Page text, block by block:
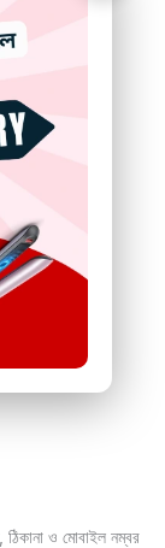
একটি।
এবং মাল্টি-
এটি একদম
জন্য একটি
ও মোবাইল নম্বর